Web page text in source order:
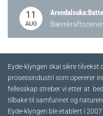
11
AUG
Eyde-klyngen skal sikre
prosessindustri som opererer
fellesskap streber vi etter at
tilbake til samfunnet og
Eyde-klyngen ble etablert i